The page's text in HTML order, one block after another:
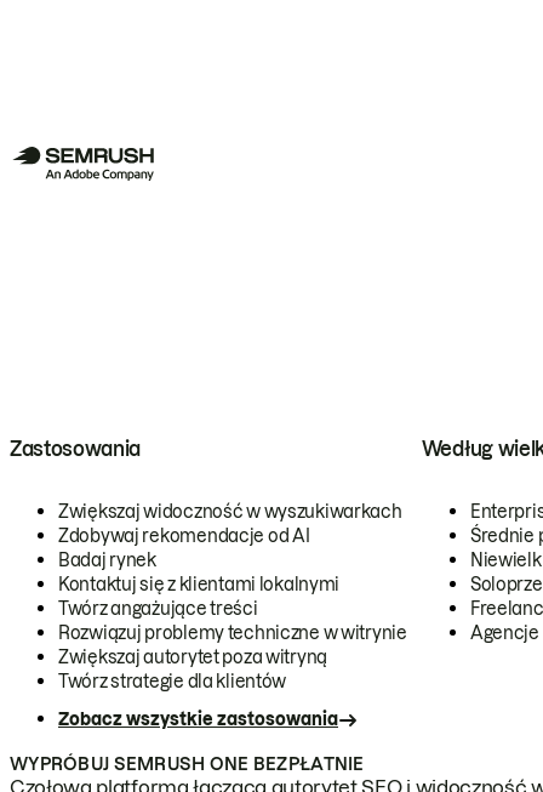
Zastosowania
Zwiększaj widoczność w wyszukiwarkach
Zdobywaj rekomendacje od AI
Badaj rynek
Kontaktuj się z klientami lokalnymi
Twórz angażujące treści
Rozwiązuj problemy techniczne w witrynie
Zwiększaj autorytet poza witryną
Twórz strategie dla klientów
Zobacz wszystkie zastosowania
Według
Średnie
Agencje
WYPRÓBUJ SEMRUSH ONE BEZPŁATNIE
Czołowa platforma łącząca autorytet SEO i widoczność